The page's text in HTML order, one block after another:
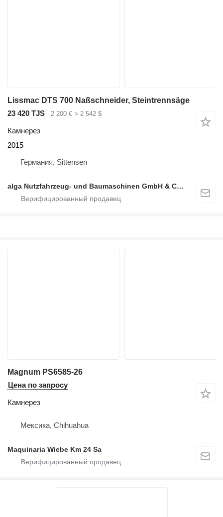
Lissmac DTS 700 Naßschneider, Steintrennsäge
23 420 TJS
2 200 € ≈ 2 542 $
Камнерез
2015
Германия, Sittensen
alga Nutzfahrzeug- und Baumaschinen GmbH & Co. KG
Magnum PS6585-26
Цена по запросу
Камнерез
Мексика, Chihuahua
Maquinaria Wiebe Km 24 Sa